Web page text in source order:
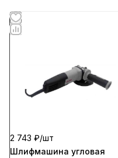
2 743 ₽/шт
Шлифмашина угловая